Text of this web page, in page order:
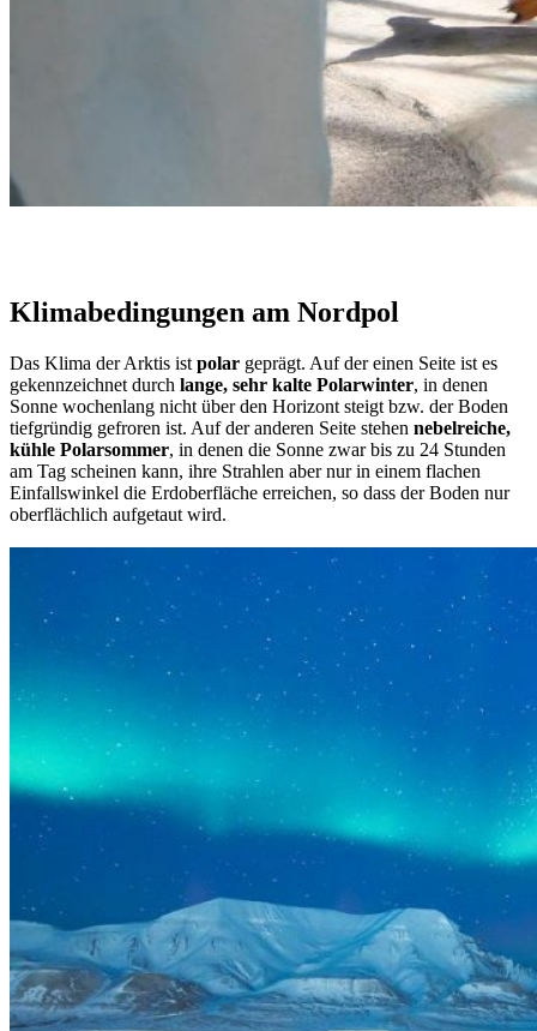
Klimabedingungen am Nordpol
Das Klima der Arktis ist polar geprägt. Auf der einen Seite ist es
gekennzeichnet durch lange, sehr kalte Polarwinter, in denen
Sonne wochenlang nicht über den Horizont steigt bzw. der Boden
tiefgründig gefroren ist. Auf der anderen Seite stehen nebelreiche,
kühle Polarsommer, in denen die Sonne zwar bis zu 24 Stunden
am Tag scheinen kann, ihre Strahlen aber nur in einem flachen
Einfallswinkel die Erdoberfläche erreichen, so dass der Boden nur
oberflächlich aufgetaut wird.